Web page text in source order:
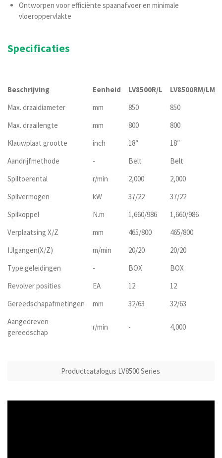
Ontworpen voor efficiënte spaanafvoer en minimale
vloeroppervlakte
Specificaties
Beschrijving Eenheid LV8500R/L
LV8500RM/LM
Max. draaidiameter
mm 850
850
Max. draailengte
mm 800
800
Klauwplaat grootte
inch 18″
18″
Aandrijfmethode
- Belt
Belt
Spiltoerental
r/min 2,000
2,000
Spilvermogen
kW 37/22
37/22
Spilkoppel
N.m 1,660/986
1,660/986
Verplaatsing X/Z
mm 465/800
465/800
IJlgangen(X/Z)
m/min 20/20
20/20
Type geleidingen
- BOX
BOX
Revolver posities
EA 12
12
Gereedschapafmetingen
mm 32/63
32/63
Aangedreven
gereedschap
r/min - 4,000
Productcatalogus LV8500 Series